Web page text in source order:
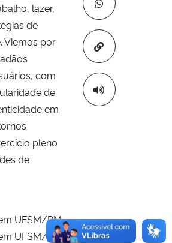
Copiar para
lazer,
de
Viemos por
com
de
em
pleno
de
UFSM/PM
UFSM/PM